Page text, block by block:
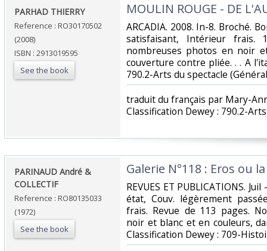
‎PARHAD THIERRY‎
Reference : RO30170502
(2008)
ISBN : 2913019595
See the book
‎MOULIN ROUGE - DE
‎ARCADIA. 2008. In-8. Broché.
satisfaisant, Intérieur frais.
nombreuses photos en noir
couverture contre pliée. . . A
790.2-Arts du spectacle
‎traduit du français par Mary-
Classification Dewey : 790.2-
‎PARINAUD André &
COLLECTIF‎
Reference : RO80135033
(1972)
See the book
‎Galerie N°118 : Eros ou
‎REVUES ET PUBLICATIONS.
état, Couv. légèrement
frais. Revue de 113 pages.
noir et blanc et en couleurs,
Classification Dewey : 709-